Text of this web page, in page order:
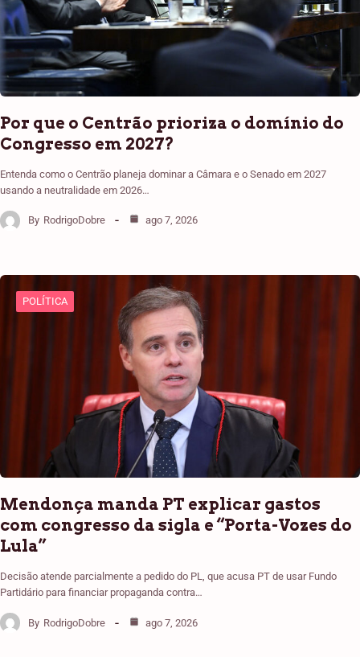
Por que o Centrão prioriza o domínio do
Congresso em 2027?
Entenda como o Centrão planeja dominar a Câmara e o Senado em 2027
usando a neutralidade em 2026…
By RodrigoDobre ago 7, 2026
POLÍTICA
Mendonça manda PT explicar gastos
com congresso da sigla e “Porta-Vozes do
Lula”
Decisão atende parcialmente a pedido do PL, que acusa PT de usar Fundo
Partidário para financiar propaganda contra…
By RodrigoDobre ago 7, 2026